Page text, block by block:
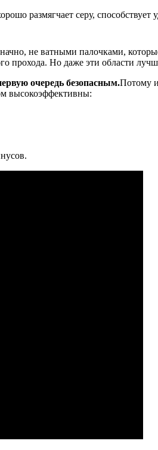
размягчает серу,
не ватными палочками,
прохода. Но даже эти области
очередь безопасным.Потому
высокоэффективны: